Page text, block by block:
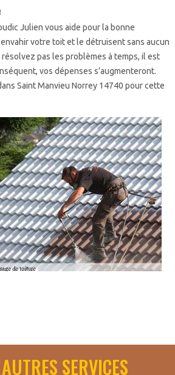
Julien vous aide pour la bonne
votre toit et le détruisent sans aucun
pas les problèmes à temps, il est
vos dépenses s’augmenteront.
Saint Manvieu Norrey 14740 pour cette
les mousses qui persistent sur votre
exécuter cette opération avec la qualité
AUTRES SERVICES